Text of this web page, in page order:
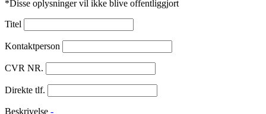
*Disse oplysninger vil ikke blive offentliggjort
Titel
Kontaktperson
CVR NR.
Direkte tlf.
Beskrivelse -